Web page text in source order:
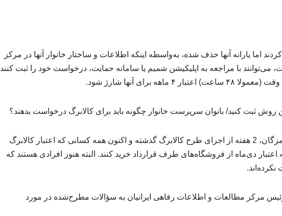
اما یارانه آنها حذف شده، به‌واسطه اینکه اطلاعات و ساختار خانوار آنها در مرکز
با مراجعه به اپلیکیشن شمیم یا سامانه حمایت، درخواست خود را ثبت کنند
اعتبار ۴ ماهه برای آنها شارژ شود.
به گزارش معرفی شهرک صنعتی هرمزگان، 2 هفته از اجرای طرح کالابرگ گذشته و اکنون همه کسانی که اعتبار کالابرگ
دی‌ماه از فروشگاه‌های طرف قرارداد خرید کنند. البته هنوز افرادی هستند که
نکرده‌اند.
مرکز مطالعات و اطلاعات رفاهی ایرانیان به سؤالات مطرح‌شده در مورد